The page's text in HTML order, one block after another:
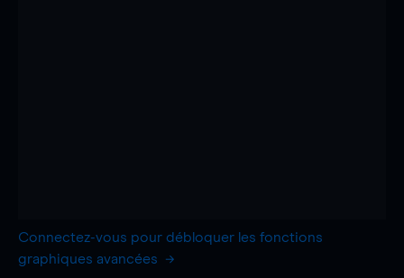
Connectez-vous pour débloquer les fonctions
graphiques avancées